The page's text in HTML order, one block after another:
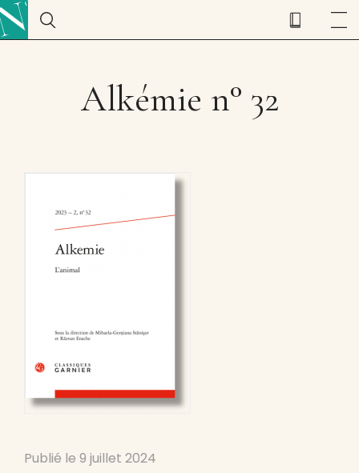
Alkémie n° 32
Publié le 9 juillet 2024